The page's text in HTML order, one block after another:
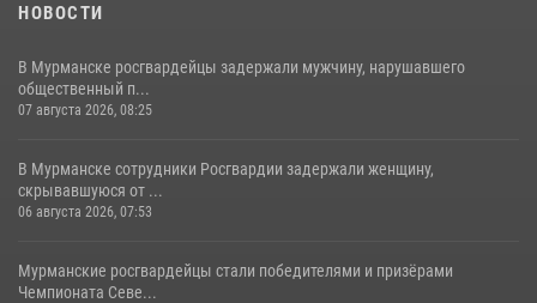
НОВОСТИ
В Мурманске росгвардейцы задержали мужчину, нарушавшего
общественный п...
07 августа 2026, 08:25
В Мурманске сотрудники Росгвардии задержали женщину,
скрывавшуюся от ...
06 августа 2026, 07:53
Мурманские росгвардейцы стали победителями и призёрами
Чемпионата Севе...